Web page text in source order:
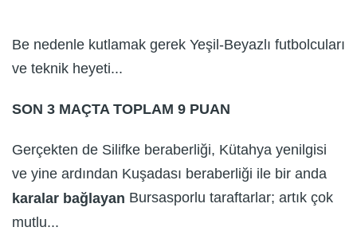
Be nedenle kutlamak gerek Yeşil-Beyazlı futbolcuları
ve teknik heyeti...
SON 3 MAÇTA TOPLAM 9 PUAN
Gerçekten de Silifke beraberliği, Kütahya yenilgisi
ve yine ardından Kuşadası beraberliği ile bir anda
karalar bağlayan Bursasporlu taraftarlar; artık çok
mutlu...